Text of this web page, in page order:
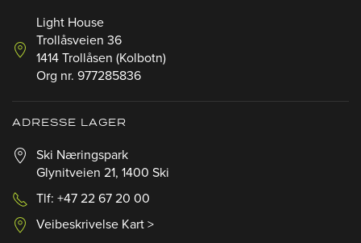
Light House
Trollåsveien 36
1414 Trollåsen (Kolbotn)
Org nr. 977285836
ADRESSE LAGER
Ski Næringspark
Glynitveien 21, 1400 Ski
Tlf: +47 22 67 20 00
Veibeskrivelse Kart >